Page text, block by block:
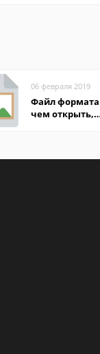
06 февраля 2019
Файл формата
чем открыть,